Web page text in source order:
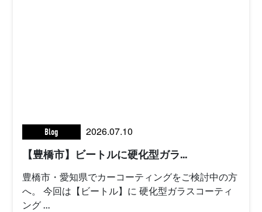
Blog 2026.07.10
【豊橋市】ビートルに硬化型ガラ...
豊橋市・愛知県でカーコーティングをご検討中の方
へ。 今回は【ビートル】に 硬化型ガラスコーティ
ング ...